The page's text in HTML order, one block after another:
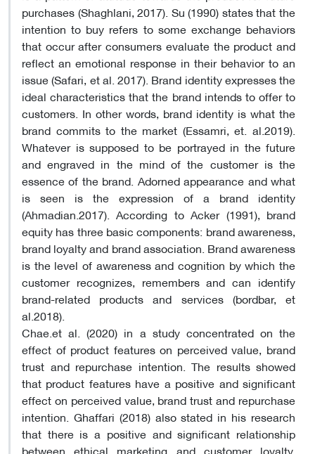
purchases (Shaghlani, 2017). Su (1990) states that the
intention to buy refers to some exchange behaviors
that occur after consumers evaluate the product and
reflect an emotional response in their behavior to an
issue (Safari, et al. 2017). Brand identity expresses the
ideal characteristics that the brand intends to offer to
customers. In other words, brand identity is what the
brand commits to the market (Essamri, et. al.2019).
Whatever is supposed to be portrayed in the future
and engraved in the mind of the customer is the
essence of the brand. Adorned appearance and what
is seen is the expression of a brand identity
(Ahmadian.2017). According to Acker (1991), brand
equity has three basic components: brand awareness,
brand loyalty and brand association. Brand awareness
is the level of awareness and cognition by which the
customer recognizes, remembers and can identify
brand-related products and services (bordbar, et
al.2018).
Chae.et al. (2020) in a study concentrated on the
effect of product features on perceived value, brand
trust and repurchase intention. The results showed
that product features have a positive and significant
effect on perceived value, brand trust and repurchase
intention. Ghaffari (2018) also stated in his research
that there is a positive and significant relationship
between ethical marketing and customer loyalty.